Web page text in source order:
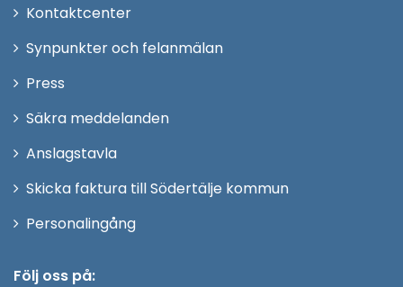
KontaktcenterÖppna
Synpunkter och felanmälan
Press
fönster
Säkra meddelanden
Anslagstavla
Skicka faktura till Södertälje kommun
PersonalingångÖppna
Följ oss på: